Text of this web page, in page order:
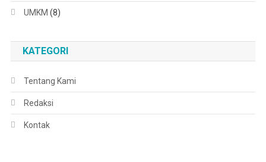
UMKM (8)
KATEGORI
Tentang Kami
Redaksi
Kontak